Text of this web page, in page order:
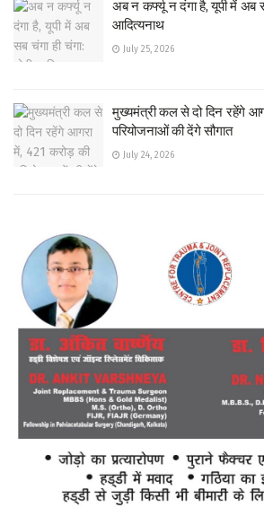
अब न कर्फ्यू न दंगा है, यूपी में अब
आदित्यनाथ
July 25, 2026
मुख्यमंत्री कल से दो दिन रहेंगे
परियोजनाओं की देंगे सौगात
July 24, 2026